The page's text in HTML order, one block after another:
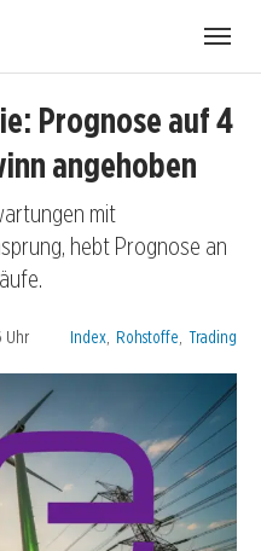
Prognose auf 4
angehoben
mit
hebt Prognose an
Uhr Kategorien:
Index Rohstoffe Trading